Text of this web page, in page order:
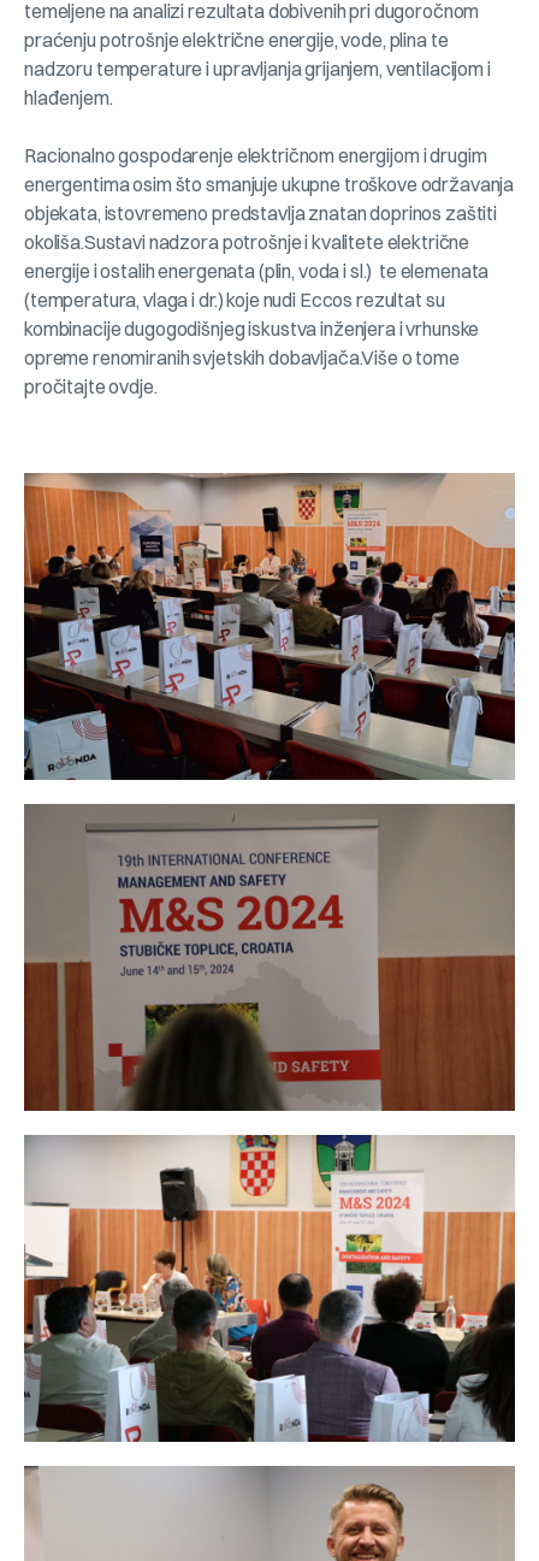
temeljene na analizi rezultata dobivenih pri dugoročnom
praćenju potrošnje električne energije, vode, plina te
nadzoru temperature i upravljanja grijanjem, ventilacijom i
hlađenjem.
Racionalno gospodarenje električnom energijom i drugim
energentima osim što smanjuje ukupne troškove održavanja
objekata, istovremeno predstavlja znatan doprinos zaštiti
okoliša.Sustavi nadzora potrošnje i kvalitete električne
energije i ostalih energenata (plin, voda i sl.) te elemenata
(temperatura, vlaga i dr.) koje nudi Eccos rezultat su
kombinacije dugogodišnjeg iskustva inženjera i vrhunske
opreme renomiranih svjetskih dobavljača.Više o tome
pročitajte ovdje.